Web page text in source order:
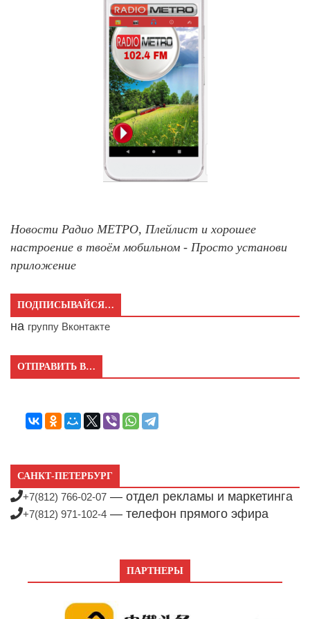
Новости Радио МЕТРО, Плейлист и хорошее
настроение в твоём мобильном - Просто установи
приложение
ПОДПИСЫВАЙСЯ…
на группу Вконтакте
ОТПРАВИТЬ В…
САНКТ-ПЕТЕРБУРГ
+7(812) 766-02-07 — отдел рекламы и маркетинга
+7(812) 971-102-4 — телефон прямого эфира
ПАРТНЕРЫ